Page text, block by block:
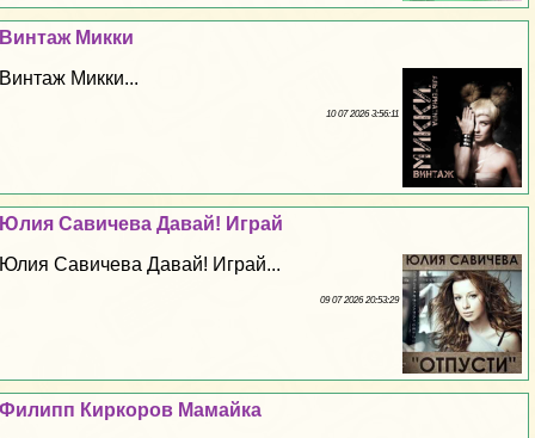
Винтаж Микки
Винтаж Микки...
10 07 2026 3:56:11
Юлия Савичева Давай! Играй
Юлия Савичева Давай! Играй...
09 07 2026 20:53:29
Филипп Киркоров Мамайка